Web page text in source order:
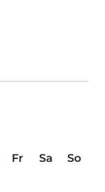
Fr Sa
So